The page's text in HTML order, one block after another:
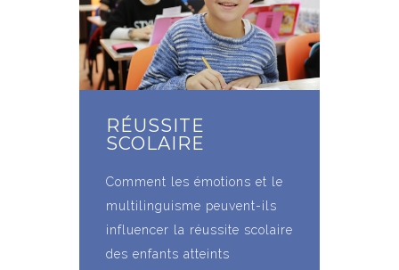
RÉUSSITE
SCOLAIRE
Comment les émotions et le
multilinguisme peuvent-ils
influencer la réussite scolaire
des enfants atteints